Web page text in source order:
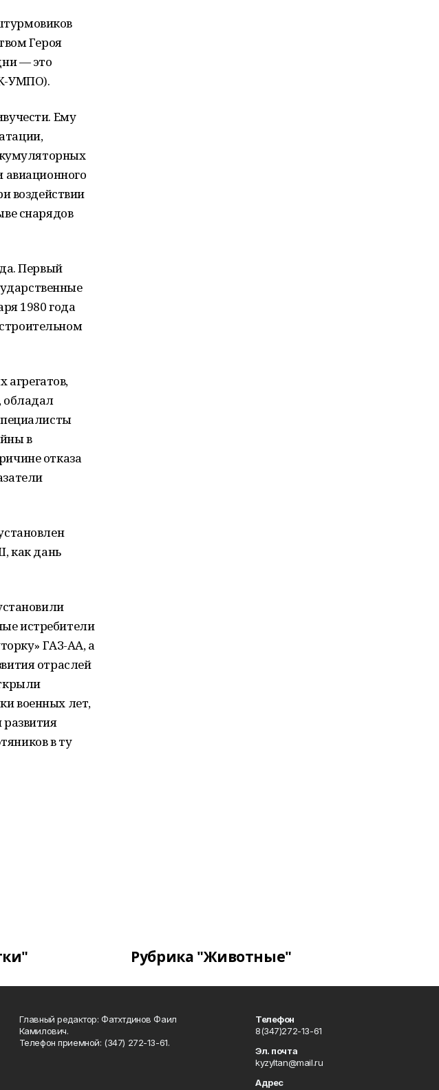
Героя
— это
УМПО).
Ему
авиационного
воздействии
снарядов
Первый
1980 года
обладал
в
отказа
как дань
истребители
ГАЗ-АА, а
отраслей
военных лет,
в ту
Рубрика "Животные"
Главный редактор: Фатхтдинов Фаил
Камилович.
Телефон приемной: (347) 272-13-61.
Телефон
8(347)272-13-61
Эл. почта
kyzyltan@mail.ru
Адрес